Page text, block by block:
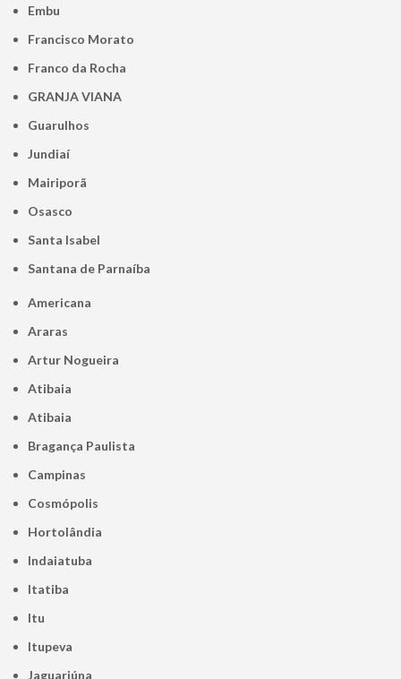
Embu
Francisco Morato
Franco da Rocha
GRANJA VIANA
Guarulhos
Jundiaí
Mairiporã
Osasco
Santa Isabel
Santana de Parnaíba
Americana
Araras
Artur Nogueira
Atibaia
Atibaia
Bragança Paulista
Campinas
Cosmópolis
Hortolândia
Indaiatuba
Itatiba
Itu
Itupeva
Jaguariúna